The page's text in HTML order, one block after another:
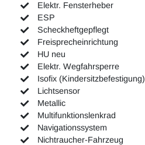
Elektr. Fensterheber
ESP
Scheckheftgepflegt
Freisprecheinrichtung
HU neu
Elektr. Wegfahrsperre
Isofix (Kindersitzbefestigung)
Lichtsensor
Metallic
Multifunktionslenkrad
Navigationssystem
Nichtraucher-Fahrzeug